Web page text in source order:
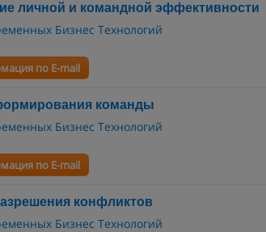
личной и командной эффективности
Бизнес Технологий
по E-mail
команды
Бизнес Технологий
по E-mail
конфликтов
Бизнес Технологий